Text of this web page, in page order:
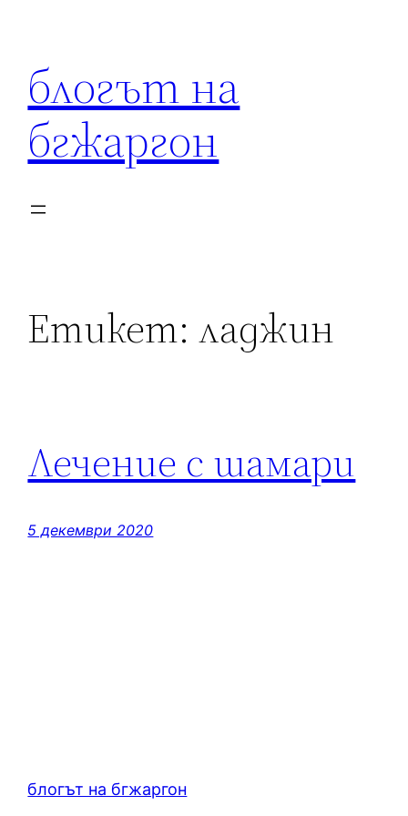
блогът на
бгжаргон
Етикет:ладжин
Лечение с шамари
5 декември 2020
блогът на бгжаргон